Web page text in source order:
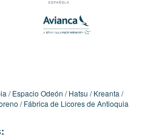
Espacio Odeón Hatsu
Kreanta
Fábrica de Licores de Antioquia